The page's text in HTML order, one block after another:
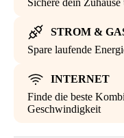
STROM &
Spare laufende
INTERNET
Finde die beste
Geschwindigkeit